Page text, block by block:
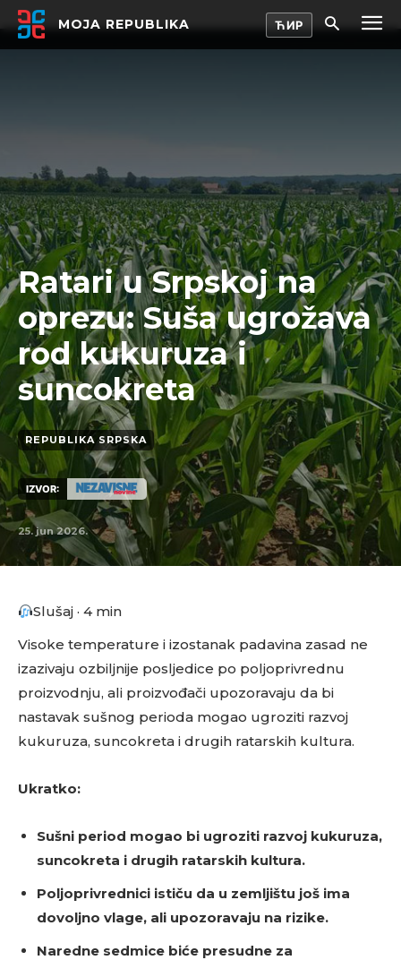
MOJA REPUBLIKA
Ratari u Srpskoj na
oprezu: Suša ugrožava
rod kukuruza i
suncokreta
REPUBLIKA SRPSKA
IZVOR:
25. jun 2026.
Slušaj · 4 min
Visoke temperature i izostanak padavina zasad ne
izazivaju ozbiljnije posljedice po poljoprivrednu
proizvodnju, ali proizvođači upozoravaju da bi
nastavak sušnog perioda mogao ugroziti razvoj
kukuruza, suncokreta i drugih ratarskih kultura.
Ukratko:
Sušni period mogao bi ugroziti razvoj kukuruza,
suncokreta i drugih ratarskih kultura.
Poljoprivrednici ističu da u zemljištu još ima
dovoljno vlage, ali upozoravaju na rizike.
Naredne sedmice biće presudne za